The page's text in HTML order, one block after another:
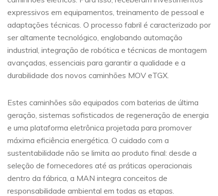
expressivos em equipamentos, treinamento de pessoal e
adaptações técnicas. O processo fabril é caracterizado por
ser altamente tecnológico, englobando automação
industrial, integração de robótica e técnicas de montagem
avançadas, essenciais para garantir a qualidade e a
durabilidade dos novos caminhões MOV eTGX.
Estes caminhões são equipados com baterias de última
geração, sistemas sofisticados de regeneração de energia
e uma plataforma eletrônica projetada para promover
máxima eficiência energética. O cuidado com a
sustentabilidade não se limita ao produto final: desde a
seleção de fornecedores até as práticas operacionais
dentro da fábrica, a MAN integra conceitos de
responsabilidade ambiental em todas as etapas.